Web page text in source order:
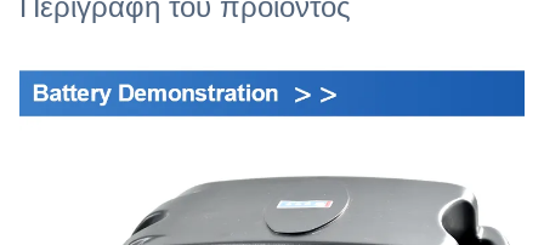
Περιγραφή του προϊόντος